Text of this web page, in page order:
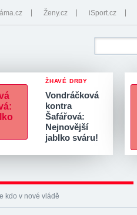
Ženy.cz iSport.cz
ŽHAVÉ DRBY
Vondráčková
kontra
Šafářová:
Nejnovější
jablko sváru!
kdo v nové vládě